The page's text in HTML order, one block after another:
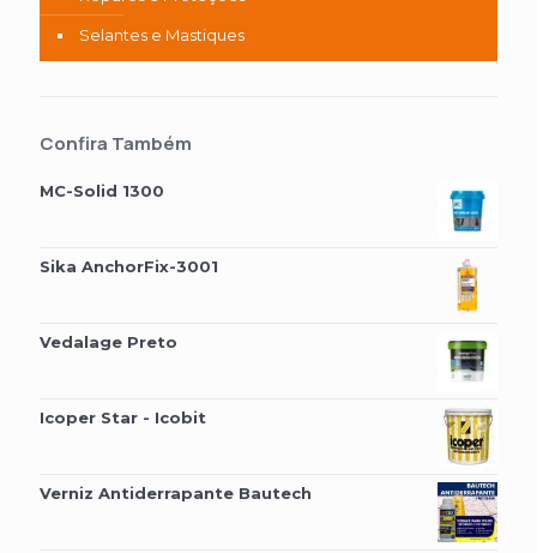
Selantes e Mastiques
Confira Também
MC-Solid 1300
Sika AnchorFix-3001
Vedalage Preto
Icoper Star - Icobit
Verniz Antiderrapante Bautech